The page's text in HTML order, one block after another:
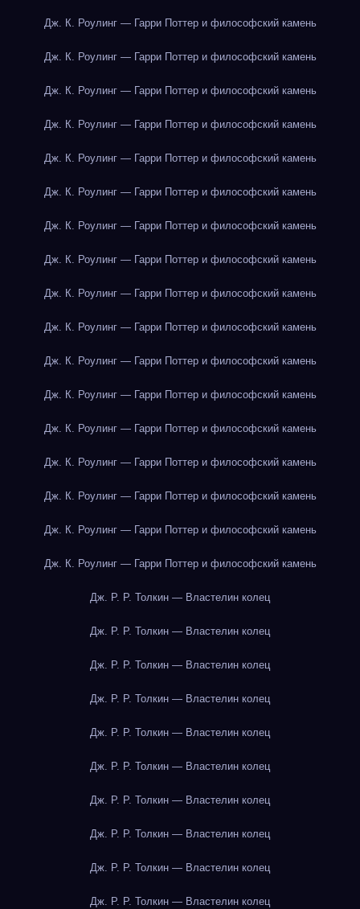
Дж. К. Роулинг — Гарри Поттер и философский камень
Дж. К. Роулинг — Гарри Поттер и философский камень
Дж. К. Роулинг — Гарри Поттер и философский камень
Дж. К. Роулинг — Гарри Поттер и философский камень
Дж. К. Роулинг — Гарри Поттер и философский камень
Дж. К. Роулинг — Гарри Поттер и философский камень
Дж. К. Роулинг — Гарри Поттер и философский камень
Дж. К. Роулинг — Гарри Поттер и философский камень
Дж. К. Роулинг — Гарри Поттер и философский камень
Дж. К. Роулинг — Гарри Поттер и философский камень
Дж. К. Роулинг — Гарри Поттер и философский камень
Дж. К. Роулинг — Гарри Поттер и философский камень
Дж. К. Роулинг — Гарри Поттер и философский камень
Дж. К. Роулинг — Гарри Поттер и философский камень
Дж. К. Роулинг — Гарри Поттер и философский камень
Дж. К. Роулинг — Гарри Поттер и философский камень
Дж. К. Роулинг — Гарри Поттер и философский камень
Дж. Р. Р. Толкин — Властелин колец
Дж. Р. Р. Толкин — Властелин колец
Дж. Р. Р. Толкин — Властелин колец
Дж. Р. Р. Толкин — Властелин колец
Дж. Р. Р. Толкин — Властелин колец
Дж. Р. Р. Толкин — Властелин колец
Дж. Р. Р. Толкин — Властелин колец
Дж. Р. Р. Толкин — Властелин колец
Дж. Р. Р. Толкин — Властелин колец
Дж. Р. Р. Толкин — Властелин колец